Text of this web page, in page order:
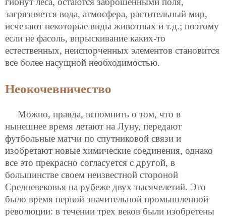
загрязняется вода, атмосфера, растительный мир,
исчезают некоторые виды животных и т.д.; поэтому
если не фасоль, впрыскивание каких-то
естественных, неиспорченных элементов становится
все более насущной необходимостью.
Неокочевничество
Можно, правда, вспомнить о том, что в
нынешнее время летают на Луну, передают
футбольные матчи по спутниковой связи и
изобретают новые химические соединения, однако
все это прекрасно согласуется с другой, в
большинстве своем неизвестной стороной
Средневековья на рубеже двух тысячелетий. Это
было время первой значительной промышленной
революции: в течении трех веков были изобретены